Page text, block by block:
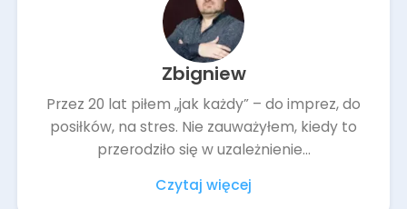
Zbigniew
Przez 20 lat piłem „jak każdy” – do imprez, do
posiłków, na stres. Nie zauważyłem, kiedy to
przerodziło się w uzależnienie...
Czytaj więcej